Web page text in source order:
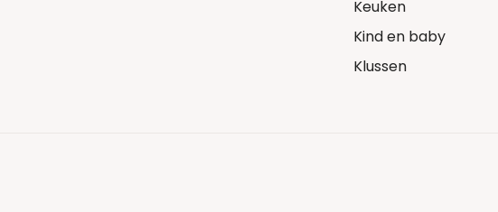
Keuken
Kind en baby
Klussen